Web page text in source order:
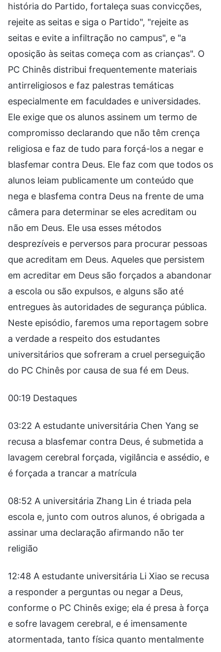
história do Partido, fortaleça suas convicções,
rejeite as seitas e siga o Partido", "rejeite as
seitas e evite a infiltração no campus", e "a
oposição às seitas começa com as crianças". O
PC Chinês distribui frequentemente materiais
antirreligiosos e faz palestras temáticas
especialmente em faculdades e universidades.
Ele exige que os alunos assinem um termo de
compromisso declarando que não têm crença
religiosa e faz de tudo para forçá-los a negar e
blasfemar contra Deus. Ele faz com que todos os
alunos leiam publicamente um conteúdo que
nega e blasfema contra Deus na frente de uma
câmera para determinar se eles acreditam ou
não em Deus. Ele usa esses métodos
desprezíveis e perversos para procurar pessoas
que acreditam em Deus. Aqueles que persistem
em acreditar em Deus são forçados a abandonar
a escola ou são expulsos, e alguns são até
entregues às autoridades de segurança pública.
Neste episódio, faremos uma reportagem sobre
a verdade a respeito dos estudantes
universitários que sofreram a cruel perseguição
do PC Chinês por causa de sua fé em Deus.
00:19 Destaques
03:22 A estudante universitária Chen Yang se
recusa a blasfemar contra Deus, é submetida a
lavagem cerebral forçada, vigilância e assédio, e
é forçada a trancar a matrícula
08:52 A universitária Zhang Lin é triada pela
escola e, junto com outros alunos, é obrigada a
assinar uma declaração afirmando não ter
religião
12:48 A estudante universitária Li Xiao se recusa
a responder a perguntas ou negar a Deus,
conforme o PC Chinês exige; ela é presa à força
e sofre lavagem cerebral, e é imensamente
atormentada, tanto física quanto mentalmente